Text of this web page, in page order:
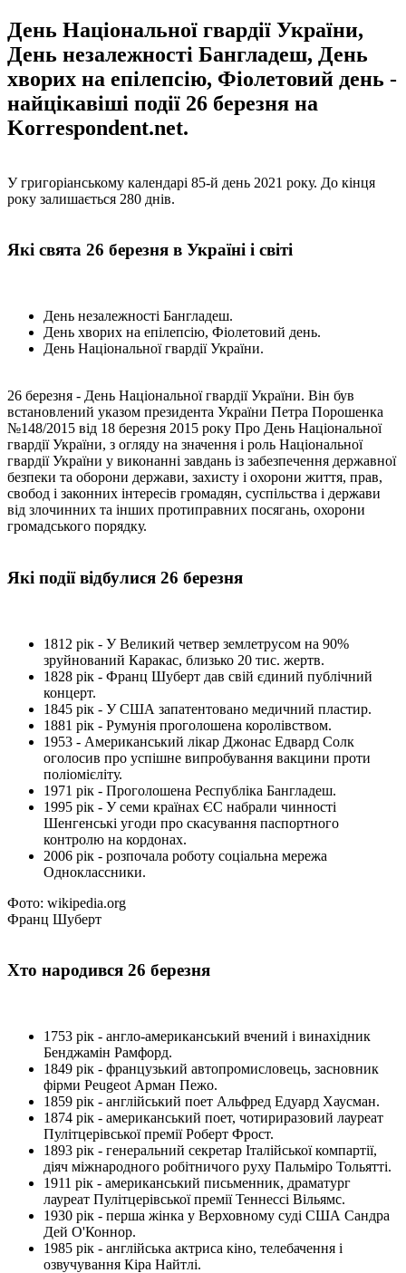
День Національної гвардії України,
День незалежності Бангладеш, День
хворих на епілепсію, Фіолетовий день -
найцікавіші події 26 березня на
Korrespondent.net.
У григоріанському календарі 85-й день 2021 року. До кінця
року залишається 280 днів.
Які свята 26 березня в Україні і світі
День незалежності Бангладеш.
День хворих на епілепсію, Фіолетовий день.
День Національної гвардії України.
26 березня - День Національної гвардії України. Він був
встановлений указом президента України Петра Порошенка
№148/2015 від 18 березня 2015 року Про День Національної
гвардії України, з огляду на значення і роль Національної
гвардії України у виконанні завдань із забезпечення державної
безпеки та оборони держави, захисту і охорони життя, прав,
свобод і законних інтересів громадян, суспільства і держави
від злочинних та інших протиправних посягань, охорони
громадського порядку.
Які події відбулися 26 березня
1812 рік - У Великий четвер землетрусом на 90%
зруйнований Каракас, близько 20 тис. жертв.
1828 рік - Франц Шуберт дав свій єдиний публічний
концерт.
1845 рік - У США запатентовано медичний пластир.
1881 рік - Румунія проголошена королівством.
1953 - Американський лікар Джонас Едвард Солк
оголосив про успішне випробування вакцини проти
поліомієліту.
1971 рік - Проголошена Республіка Бангладеш.
1995 рік - У семи країнах ЄС набрали чинності
Шенгенські угоди про скасування паспортного
контролю на кордонах.
2006 рік - розпочала роботу соціальна мережа
Одноклассники.
Фото: wikipedia.org
Франц Шуберт
Хто народився 26 березня
1753 рік - англо-американський вчений і винахідник
Бенджамін Рамфорд.
1849 рік - французький автопромисловець, засновник
фірми Peugeot Арман Пежо.
1859 рік - англійський поет Альфред Едуард Хаусман.
1874 рік - американський поет, чотириразовий лауреат
Пулітцерівської премії Роберт Фрост.
1893 рік - генеральний секретар Італійської компартії,
діяч міжнародного робітничого руху Пальміро Тольятті.
1911 рік - американський письменник, драматург
лауреат Пулітцерівської премії Теннессі Вільямс.
1930 рік - перша жінка у Верховному суді США Сандра
Дей О'Коннор.
1985 рік - англійська актриса кіно, телебачення і
озвучування Кіра Найтлі.